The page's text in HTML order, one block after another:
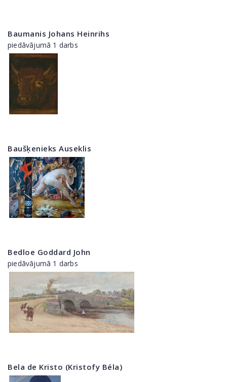
Baumanis Johans Heinrihs
piedāvājumā 1 darbs
Baušķenieks Auseklis
Bedloe Goddard John
piedāvājumā 1 darbs
Bela de Kristo (Kristofy Béla)